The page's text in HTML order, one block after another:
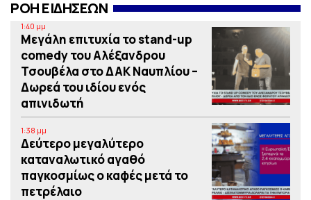
ΡΟΗ ΕΙΔΗΣΕΩΝ
1:40 μμ
Μεγάλη επιτυχία το stand-up
comedy του Αλέξανδρου
Τσουβέλα στο ΔΑΚ Ναυπλίου –
Δωρεά του ιδίου ενός
απινιδωτή
1:38 μμ
Δεύτερο μεγαλύτερο
καταναλωτικό αγαθό
παγκοσμίως ο καφές μετά το
πετρέλαιο